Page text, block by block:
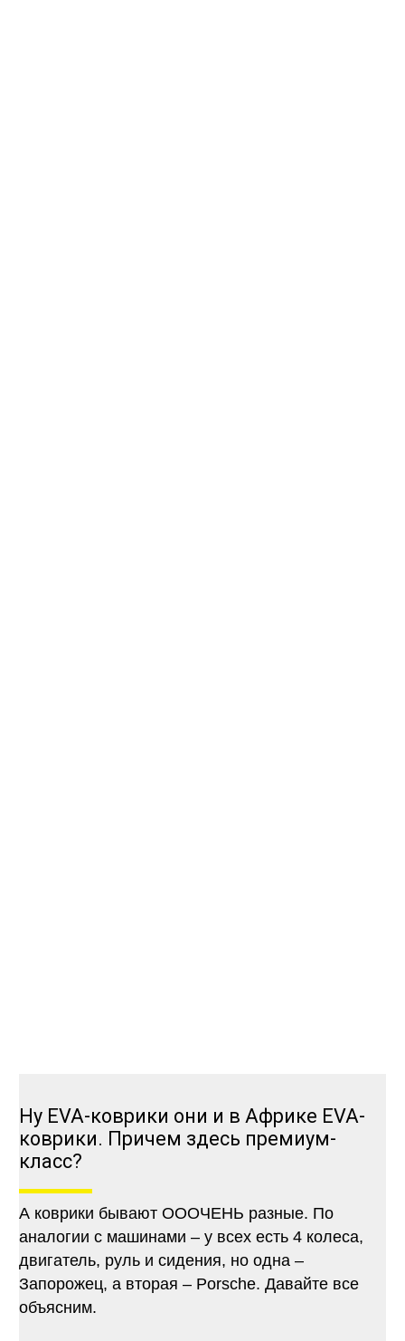
Ну EVA-коврики они и в Африке EVA-
коврики. Причем здесь премиум-
класс?
А коврики бывают ОООЧЕНЬ разные. По
аналогии с машинами – у всех есть 4 колеса,
двигатель, руль и сидения, но одна –
Запорожец, а вторая – Porsche. Давайте все
объясним.